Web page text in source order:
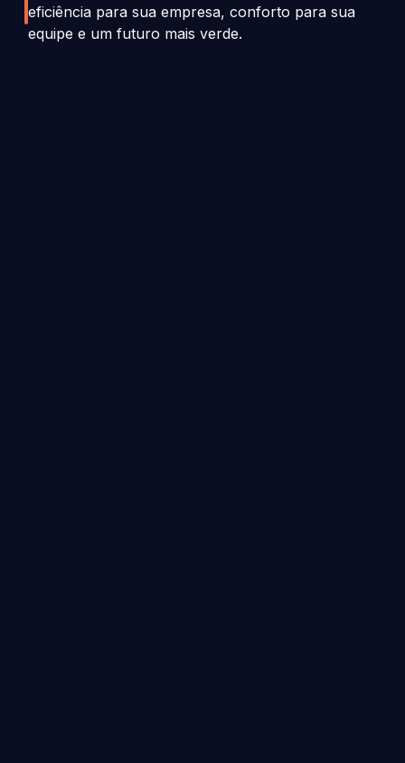
eficiência para sua empresa, conforto para sua
equipe e um futuro mais verde.